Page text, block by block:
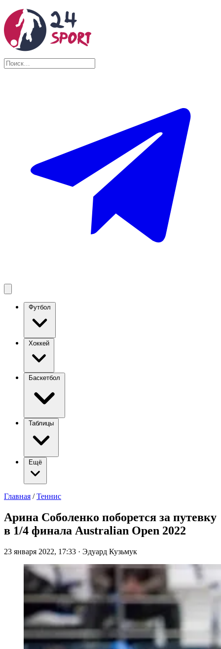
Футбол
Хоккей
Баскетбол
Таблицы
Ещё
Главная / Теннис
Арина Соболенко поборется за путевку
в 1/4 финала Australian Open 2022
23 января 2022, 17:33 · Эдуард Кузьмук